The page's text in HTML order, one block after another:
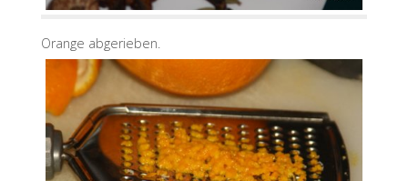
Orange abgerieben.